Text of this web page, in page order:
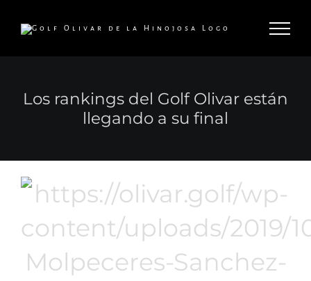
Los rankings del Golf Olivar están
llegando a su final